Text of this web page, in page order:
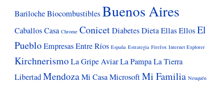
que
se
iba
BarilocheBiocombustiblesBuenos Aires
CaballosCasa Chrome ConicetDiabetesDietaEllasEllosEl
PuebloEmpresasEntre Ríos España Estrategia Firefox Internet Explorer
KirchnerismoLa Gripe AviarLa PampaLa Tierra
LibertadMendozaMi CasaMicrosoftMi Familia Neuquén